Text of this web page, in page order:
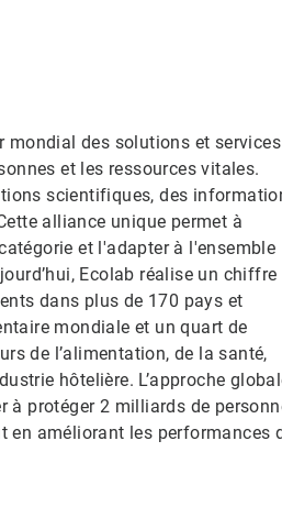
mondial des solutions et services
et les ressources vitales.
scientifiques, des
alliance unique permet à
et l'adapter à l'ensemble
Ecolab réalise un chiffre
dans plus de 170 pays et
mondiale et un quart de
de l’alimentation, de la santé,
hôtelière. L’approche
à protéger 2 milliards de
en améliorant les performances